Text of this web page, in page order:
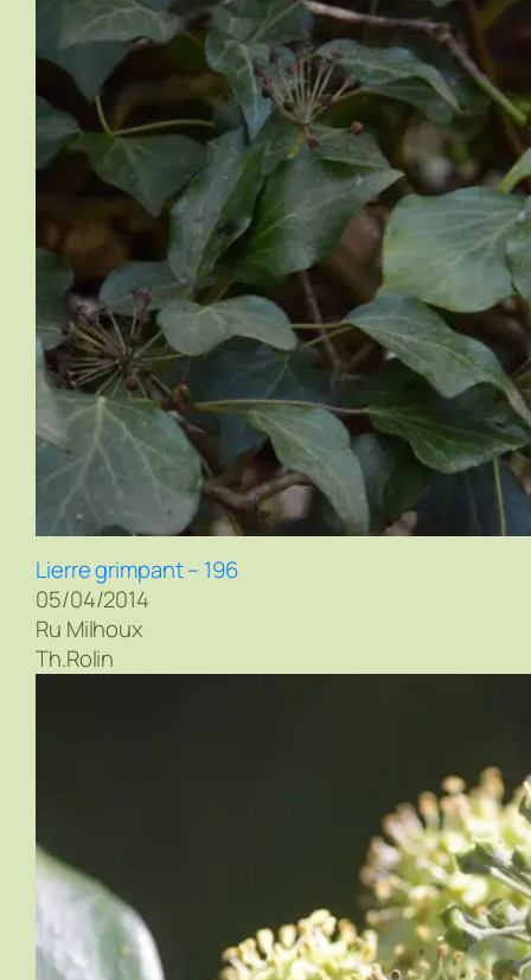
Lierre grimpant – 196
05/04/2014
Ru Milhoux
Th.Rolin